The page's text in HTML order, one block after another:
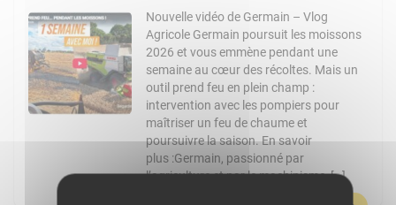
Nouvelle vidéo de Germain – Vlog
Agricole Germain poursuit les moissons
2026 et vous emmène pendant une
semaine au cœur des récoltes. Mais un
outil prend feu en plein champ :
intervention avec les pompiers pour
maîtriser un feu de chaume et
poursuivre la saison. En savoir
plus :Germain, passionné par
l’agriculture et par le machinisme, […]